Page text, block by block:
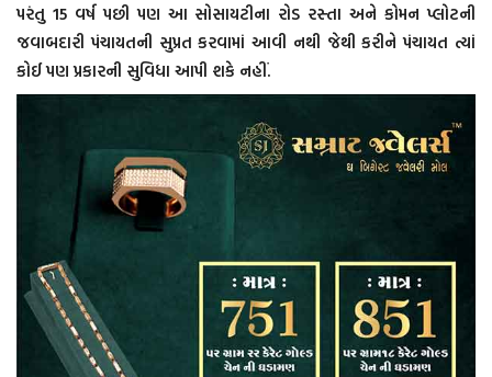
પરંતુ 15 વર્ષ પછી પણ આ સોસાયટીના રોડ રસ્તા અને કોમન પ્લોટની
જવાબદારી પંચાયતની સુપ્રત કરવામાં આવી નથી જેથી કરીને પંચાયત ત્યાં
કોઈ પણ પ્રકારની સુવિધા આપી શકે નહીં.